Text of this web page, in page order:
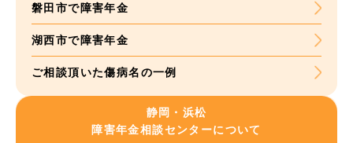
磐田市で障害年金
湖西市で障害年金
ご相談頂いた傷病名の一例
静岡・浜松
障害年金相談センターについて